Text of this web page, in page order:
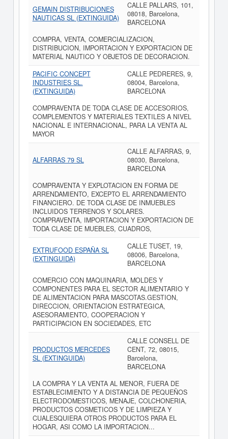
GEMAIN DISTRIBUCIONES
NAUTICAS SL (EXTINGUIDA)
CALLE PALLARS, 101,
08018, Barcelona,
BARCELONA
COMPRA, VENTA, COMERCIALIZACION,
DISTRIBUCION, IMPORTACION Y EXPORTACION DE
MATERIAL NAUTICO Y OBJETOS DE DECORACION.
PACIFIC CONCEPT
INDUSTRIES SL.
(EXTINGUIDA)
CALLE PEDRERES, 9,
08004, Barcelona,
BARCELONA
COMPRAVENTA DE TODA CLASE DE ACCESORIOS,
COMPLEMENTOS Y MATERIALES TEXTILES A NIVEL
NACIONAL E INTERNACIONAL, PARA LA VENTA AL
MAYOR
ALFARRAS 79 SL
CALLE ALFARRAS, 9,
08030, Barcelona,
BARCELONA
COMPRAVENTA Y EXPLOTACION EN FORMA DE
ARRENDAMIENTO, EXCEPTO EL ARRENDAMIENTO
FINANCIERO. DE TODA CLASE DE INMUEBLES
INCLUIDOS TERRENOS Y SOLARES.
COMPRAVENTA, IMPORTACION Y EXPORTACION DE
TODA CLASE DE MUEBLES, CUADROS,
EXTRUFOOD ESPAÑA SL
(EXTINGUIDA)
CALLE TUSET, 19,
08006, Barcelona,
BARCELONA
COMERCIO CON MAQUINARIA, MOLDES Y
COMPONENTES PARA EL SECTOR ALIMENTARIO Y
DE ALIMENTACION PARA MASCOTAS.GESTION,
DIRECCION, ORIENTACION ESTRATEGICA,
ASESORAMIENTO, COOPERACION Y
PARTICIPACION EN SOCIEDADES, ETC
PRODUCTOS MERCEDES
SL (EXTINGUIDA)
CALLE CONSELL DE
CENT, 72, 08015,
Barcelona,
BARCELONA
LA COMPRA Y LA VENTA AL MENOR, FUERA DE
ESTABLECIMIENTO Y A DISTANCIA DE PEQUEÑOS
ELECTRODOMESTICOS, MENAJE, COLCHONERIA,
PRODUCTOS COSMETICOS Y DE LIMPIEZA Y
CUALESQUIERA OTROS PRODUCTOS PARA EL
HOGAR, ASI COMO LA IMPORTACION...